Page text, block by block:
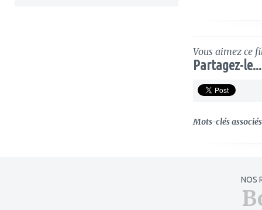
Vous aimez ce
Partagez-le...
Mots-clés
NOS